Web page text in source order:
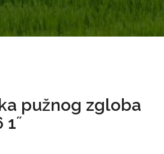
pužnog zgloba
1˝